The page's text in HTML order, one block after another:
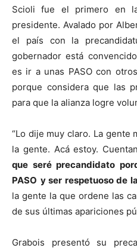
Scioli fue el primero en
presidente. Avalado por
el país con la
gobernador está
es ir a unas PASO con
porque considera que las
para que la alianza logre
“Lo dije muy claro. La gente
la gente. Acá estoy.
que seré precandidato
PASO y ser respetuoso de
la gente la que ordene las
de sus últimas apariciones
Grabois presentó su